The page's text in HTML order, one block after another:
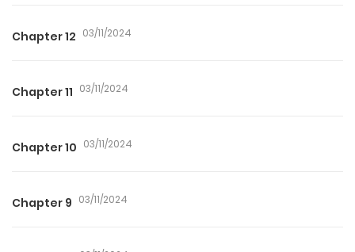
Chapter 12 03/11/2024
Chapter 11 03/11/2024
Chapter 10 03/11/2024
Chapter 9 03/11/2024